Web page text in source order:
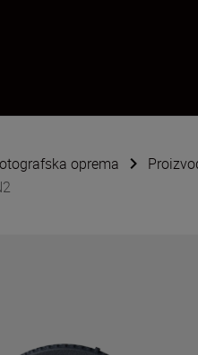
oprema